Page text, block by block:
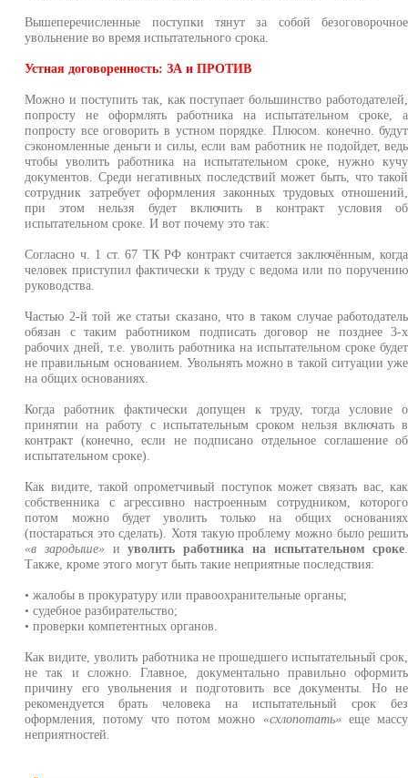
Вышеперечисленные поступки тянут за собой безоговорочное
увольнение во время испытательного срока.
Устная договоренность: ЗА и ПРОТИВ
Можно и поступить так, как поступает большинство работодателей,
попросту не оформлять работника на испытательном сроке, а
попросту все оговорить в устном порядке. Плюсом. конечно. будут
сэкономленные деньги и силы, если вам работник не подойдет, ведь
чтобы уволить работника на испытательном сроке, нужно кучу
документов. Среди негативных последствий может быть, что такой
сотрудник затребует оформления законных трудовых отношений,
при этом нельзя будет включить в контракт условия об
испытательном сроке. И вот почему это так:
Согласно ч. 1 ст. 67 ТК РФ контракт считается заключённым, когда
человек приступил фактически к труду с ведома или по поручению
руководства.
Частью 2-й той же статьи сказано, что в таком случае работодатель
обязан с таким работником подписать договор не позднее 3-х
рабочих дней, т.е. уволить работника на испытательном сроке будет
не правильным основанием. Увольнять можно в такой ситуации уже
на общих основаниях.
Когда работник фактически допущен к труду, тогда условие о
принятии на работу с испытательным сроком нельзя включать в
контракт (конечно, если не подписано отдельное соглашение об
испытательном сроке).
Как видите, такой опрометчивый поступок может связать вас, как
собственника с агрессивно настроенным сотрудником, которого
потом можно будет уволить только на общих основаниях
(постараться это сделать). Хотя такую проблему можно было решить
«в зародыше» иуволить работника на испытательном сроке
Также, кроме этого могут быть такие неприятные последствия:
• жалобы в прокуратуру или правоохранительные органы;
• судебное разбирательство;
• проверки компетентных органов.
Как видите, уволить работника не прошедшего испытательный срок,
не так и сложно. Главное, документально правильно оформить
причину его увольнения и подготовить все документы. Но не
рекомендуется брать человека на испытательный срок без
оформления, потому что потом можно «схлопотать» еще массу
неприятностей.